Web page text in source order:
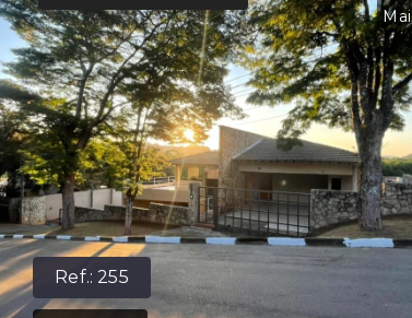
Ref.: 255